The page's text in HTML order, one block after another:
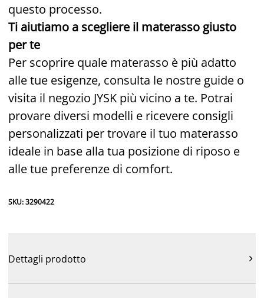
questo processo.
Ti aiutiamo a scegliere il materasso giusto
per te
Per scoprire quale materasso è più adatto
alle tue esigenze, consulta le nostre guide o
visita il negozio JYSK più vicino a te. Potrai
provare diversi modelli e ricevere consigli
personalizzati per trovare il tuo materasso
ideale in base alla tua posizione di riposo e
alle tue preferenze di comfort.
SKU: 3290422
Dettagli prodotto 